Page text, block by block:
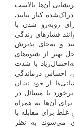
آن‌ها بالاست
کنار بیایند.
روبه‌رو شدن با
فشارهای زندگی
و به‌جای پذیرش
بهتر از شیوه‌های
با شدت
احساس درماندگی
از خود نشان
با مسائل در
آن‌ها به همراه
غلط برای مقابله با
می‌شوند به نظر